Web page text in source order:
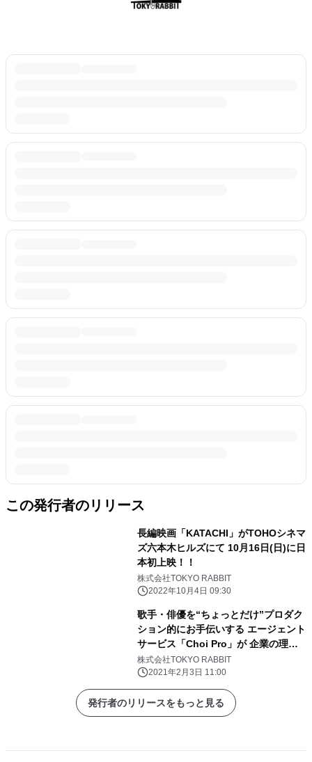
この発行者のリリース
長編映画「KATACHI」がTOHOシネマ
ズ六本木ヒルズにて 10月16日(日)に日
本初上映！！
株式会社TOKYO RABBIT
2022年10月4日 09:30
歌手・俳優を“ちょっとだけ”プロダク
ション的にお手伝いする エージェント
サービス「Choi Pro」が 企業の理念
や歴史等を音楽や映画にしてブランデ
ィングする 新サービス開始！
株式会社TOKYO RABBIT
2021年2月3日 11:00
発行者のリリースをもっと見る